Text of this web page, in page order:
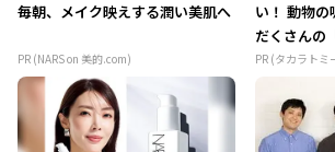
毎朝、メイク映えする潤い美肌へ
PR (NARS on 美的.com)
い！ 動物の
だくさん
PR (タカラト